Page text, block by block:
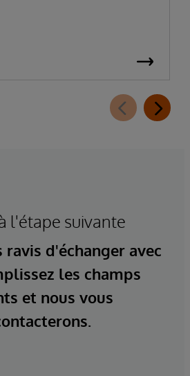
l'étape suivante
ravis d'échanger avec
les champs
et nous vous